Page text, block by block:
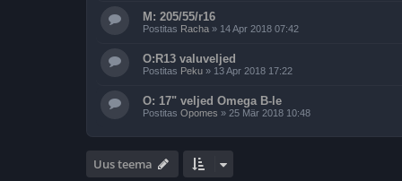
M: 205/55/r16
Postitas Racha » 14 Apr 2018 07:42
O:R13 valuveljed
Postitas Peku » 13 Apr 2018 17:22
O: 17" veljed Omega B-le
Postitas Opomes » 25 Mär 2018 10:48
Uus teema